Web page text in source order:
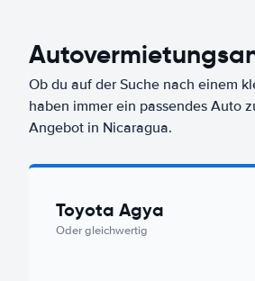
Ob du auf der Suche nach einem
haben immer ein passendes Auto
Angebot in Nicaragua.
Toyota Agya
Oder gleichwertig